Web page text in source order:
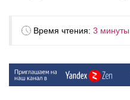
Время чтения: 3 минуты